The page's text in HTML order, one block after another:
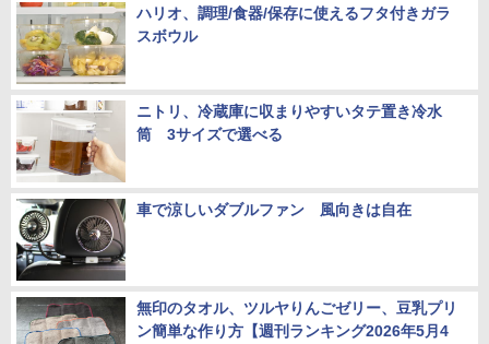
ハリオ、調理/食器/保存に使えるフタ付きガラ
スボウル
ニトリ、冷蔵庫に収まりやすいタテ置き冷水
筒 3サイズで選べる
車で涼しいダブルファン 風向きは自在
無印のタオル、ツルヤりんごゼリー、豆乳プリ
ン簡単な作り方【週刊ランキング2026年5月4